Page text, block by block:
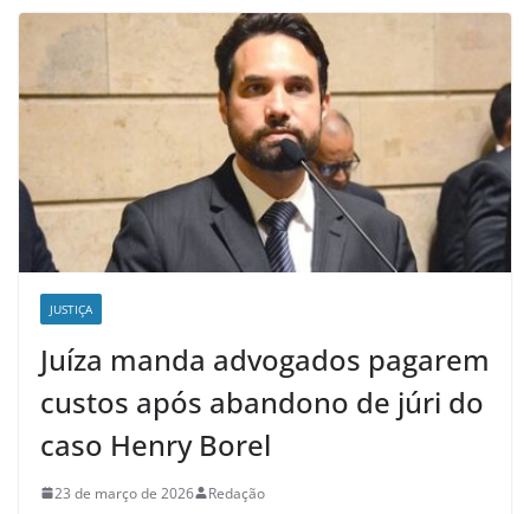
JUSTIÇA
Juíza manda advogados pagarem
custos após abandono de júri do
caso Henry Borel
23 de março de 2026 Redação